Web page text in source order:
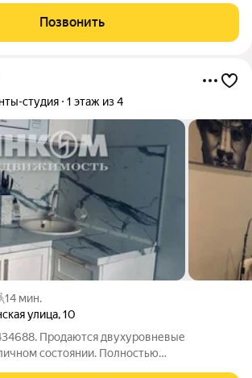
41-этажной Серебряной. Рядом
Позвонить
студия 1 этаж из 4
14 мин.
улица,10
Продаются двухуровневые
состоянии. Полностью